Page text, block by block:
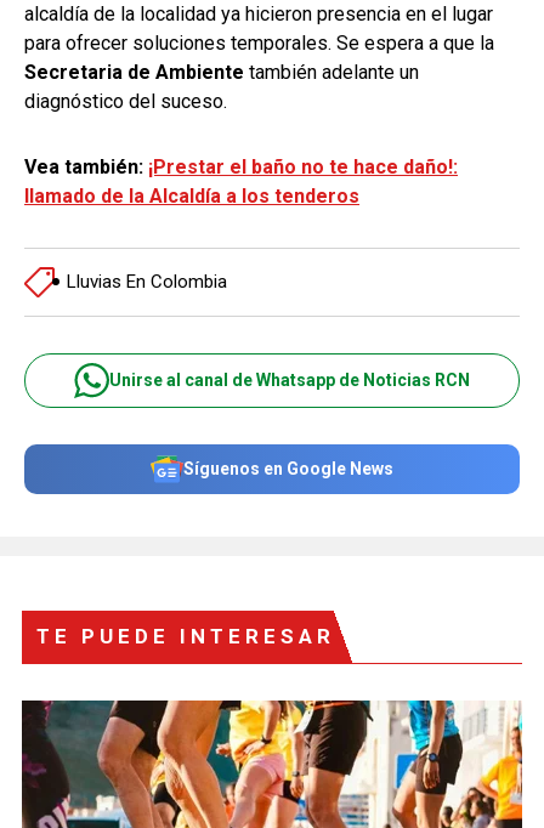
alcaldía de la localidad ya hicieron presencia en el lugar
para ofrecer soluciones temporales. Se espera a que la
Secretaria de Ambiente también adelante un
diagnóstico del suceso.
Vea también: ¡Prestar el baño no te hace daño!:
llamado de la Alcaldía a los tenderos
Lluvias En Colombia
Unirse al canal de Whatsapp de Noticias RCN
Síguenos en Google News
TE PUEDE INTERESAR